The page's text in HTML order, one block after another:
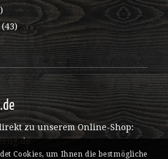
(43)
zu unserem Online-Shop:
Cookies, um Ihnen die bestmögliche